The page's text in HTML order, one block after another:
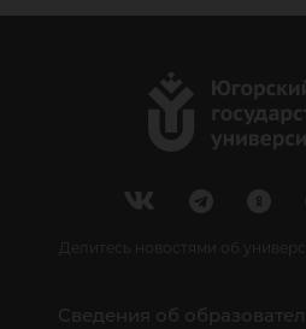
Делитесь новостями об
Сведения об